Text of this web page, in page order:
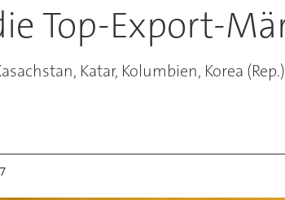
Top-Export-
Katar, Kolumbien, Korea